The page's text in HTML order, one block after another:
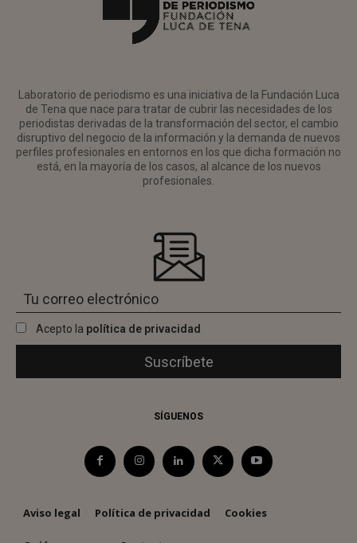
Laboratorio de periodismo es una iniciativa de la Fundación Luca
de Tena que nace para tratar de cubrir las necesidades de los
periodistas derivadas de la transformación del sector, el cambio
disruptivo del negocio de la información y la demanda de nuevos
perfiles profesionales en entornos en los que dicha formación no
está, en la mayoría de los casos, al alcance de los nuevos
profesionales.
Acepto la política de privacidad
SÍGUENOS
Aviso legal Política de privacidad Cookies